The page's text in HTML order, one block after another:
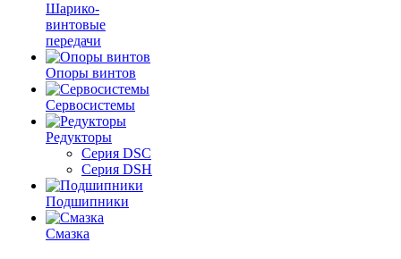
Шарико-
винтовые
передачи
Опоры винтов
Сервосистемы
Редукторы
Серия DSC
Серия DSH
Подшипники
Смазка